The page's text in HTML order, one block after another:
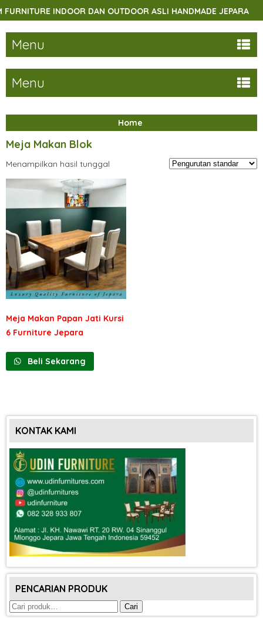
INDOOR DAN OUTDOOR ASLI HANDMADE JEPARA
Menu
Menu
Home
Meja Makan Blok
Menampilkan hasil tunggal
Meja Makan Papan Jati Kursi
6 Furniture Jepara
Beli Sekarang
KONTAK KAMI
PENCARIAN PRODUK
Pencarian
untuk:
Cari